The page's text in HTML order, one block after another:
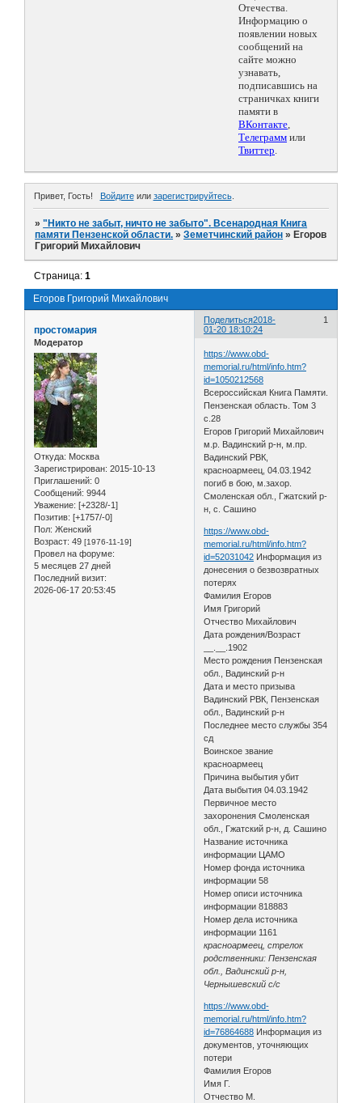
Отечества.
Информацию о
появлении новых
сообщений на
сайте можно
узнавать,
подписавшись на
страничках книги
памяти в
ВКонтакте,
Телеграмм или
Твиттер.
Привет, Гость! Войдитеили зарегистрируйтесь.
»"Никто не забыт, ничто не забыто". Всенародная Книга
памяти Пензенской области. »Земетчинский район » Егоров
Григорий Михайлович
Егоров Григорий Михайлович
Страница:1
Поделиться 1
2018-
01-20 18:10:24
простомария
Модератор
Откуда: Москва
Зарегистрирован: 2015-10-13
Приглашений: 0
Сообщений: 9944
Уважение: [+2328/-1]
Позитив: [+1757/-0]
Пол: Женский
Возраст: 49 [1976-11-19]
Провел на форуме:
5 месяцев 27 дней
Последний визит:
2026-06-17 20:53:45
https://www.obd-
memorial.ru/html/info.htm?
id=1050212568
Всероссийская Книга Памяти.
Пензенская область. Том 3
с.28
Егоров Григорий Михайлович
м.р. Вадинский р-н, м.пр.
Вадинский РВК,
красноармеец, 04.03.1942
погиб в бою, м.захор.
Смоленская обл., Гжатский р-
н, с. Сашино
https://www.obd-
memorial.ru/html/info.htm?
id=52031042 Информация из
донесения о безвозвратных
потерях
Фамилия Егоров
Имя Григорий
Отчество Михайлович
Дата рождения/Возраст
__.__.1902
Место рождения Пензенская
обл., Вадинский р-н
Дата и место призыва
Вадинский РВК, Пензенская
обл., Вадинский р-н
Последнее место службы 354
сд
Воинское звание
красноармеец
Причина выбытия убит
Дата выбытия 04.03.1942
Первичное место
захоронения Смоленская
обл., Гжатский р-н, д. Сашино
Название источника
информации ЦАМО
Номер фонда источника
информации 58
Номер описи источника
информации 818883
Номер дела источника
информации 1161
красноармеец, стрелок
родственники: Пензенская
обл., Вадинский р-н,
Чернышевский с/с
https://www.obd-
memorial.ru/html/info.htm?
id=76864688 Информация из
документов, уточняющих
потери
Фамилия Егоров
Имя Г.
Отчество М.